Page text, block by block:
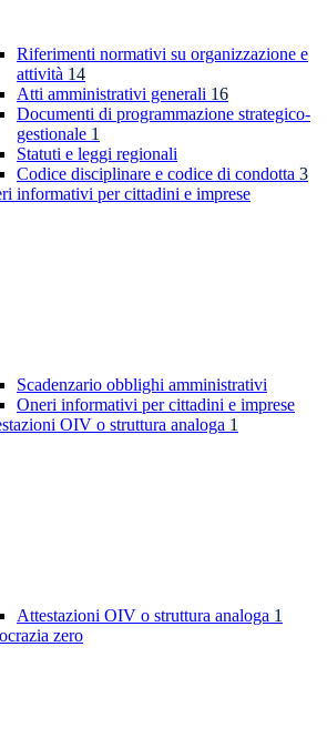
Riferimenti normativi su organizzazione e
attività 14
Atti amministrativi generali 16
Documenti di programmazione strategico-
gestionale 1
Statuti e leggi regionali
Codice disciplinare e codice di condotta 3
informativi per cittadini e imprese
Scadenzario obblighi amministrativi
Oneri informativi per cittadini e imprese
OIV o struttura analoga 1
Attestazioni OIV o struttura analoga 1
zero